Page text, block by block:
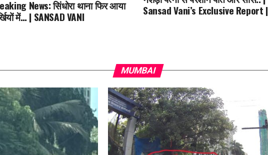
News: सिंधोरा थाना फिर आया
में… | SANSAD VANI Sansad Vani’s Exclusive Report |
MUMBAI